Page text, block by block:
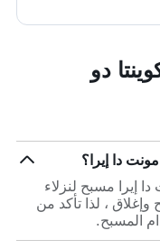
دو
دا إيرا؟
إيرا مسبح لنزلاء
، لذا تأكد من
المسبح.